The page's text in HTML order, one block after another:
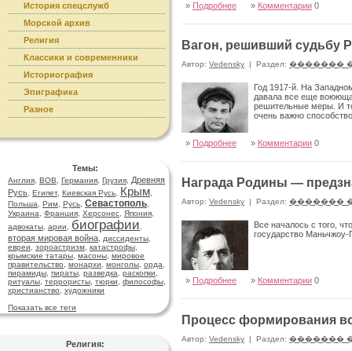
История спецслужб
Морской архив
Религия
Классики и современники
Историография
Эпиграфика
Разное
Темы:
Англия ВОВ Германия Грузия
Древняя
Русь Египет, Киевская Русь Крым
Польша
Рим Русь Севастополь
Украина
Франция Херсонес Япония
адвокаты арии биографии
вторая мировая война диссиденты
евреи
зороастризм катастрофы
крымские татары масоны мировое
правительство
монархи монголы орда
пирамиды пираты разведка раскопки
ритуалы террористы тюрки философы
христианство
художники
Показать все теги
Религия:
» Подробнее » Комментарии 0
Вагон, решивший судьбу
Автор: Vedensky | Раздел: �������
Год 1917-й. На
давала все еще
решительные меры. И
очень важно
» Подробнее » Комментарии 0
Награда Родины —
Автор: Vedensky | Раздел: �������
Все началось с того,
государство
» Подробнее » Комментарии 0
Процесс формирования
Автор: Vedensky | Раздел: �������